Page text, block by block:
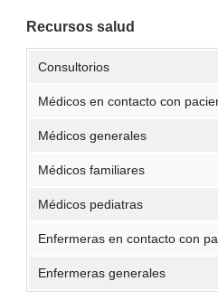
Recursos salud
Consultorios
Médicos en contacto con
Médicos generales
Médicos familiares
Médicos pediatras
Enfermeras en contacto con
Enfermeras generales